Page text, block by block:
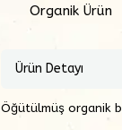
Organik Ürün
Ürün Detayı
Öğütülmüş organik